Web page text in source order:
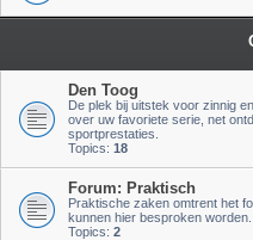
Den Toog
De plek bij uitstek voor zinnig
over uw favoriete serie, net
sportprestaties.
Topics: 18
Forum: Praktisch
Praktische zaken omtrent het
kunnen hier besproken worden.
Topics: 2